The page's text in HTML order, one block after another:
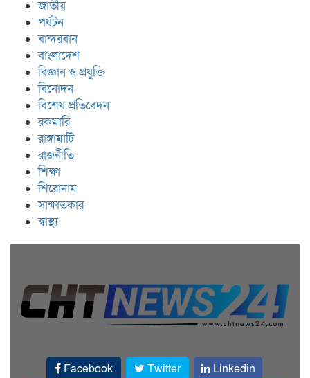
জাতীয়
পর্যটন
বান্দরবান
বাংলাদেশ
বিজ্ঞান ও প্রযুক্তি
বিনোদন
বিশেষ প্রতিবেদন
রকমারি
রাঙ্গামাটি
রাজনীতি
শিক্ষা
শিরোনাম
সাক্ষাতকার
স্বাস্থ্য
Facebook Twitter
Linkedin